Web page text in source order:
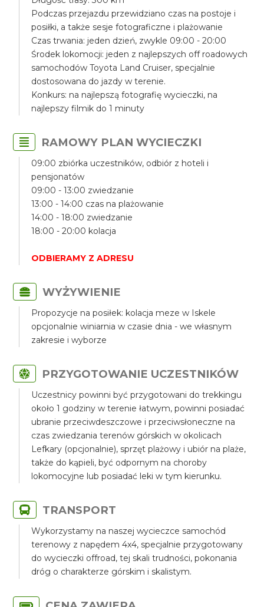
Podczas przejazdu przewidziano czas na postoje i
posiłki, a także sesje fotograficzne i plażowanie
Czas trwania: jeden dzień, zwykle 09:00 - 20:00
Środek lokomocji: jeden z najlepszych off roadowych
samochodów Toyota Land Cruiser, specjalnie
dostosowana do jazdy w terenie.
Konkurs: na najlepszą fotografię wycieczki, na
najlepszy filmik do 1 minuty
RAMOWY PLAN WYCIECZKI
09:00 zbiórka uczestników, odbiór z hoteli i
pensjonatów
09:00 - 13:00 zwiedzanie
13:00 - 14:00 czas na plażowanie
14:00 - 18:00 zwiedzanie
18:00 - 20:00 kolacja
ODBIERAMY Z ADRESU
WYŻYWIENIE
Propozycje na posiłek: kolacja meze w Iskele
opcjonalnie winiarnia w czasie dnia - we własnym
zakresie i wyborze
PRZYGOTOWANIE UCZESTNIKÓW
Uczestnicy powinni być przygotowani do trekkingu
około 1 godziny w terenie łatwym, powinni posiadać
ubranie przeciwdeszczowe i przeciwsłoneczne na
czas zwiedzania terenów górskich w okolicach
Lefkary (opcjonalnie), sprzęt plażowy i ubiór na plaże,
także do kąpieli, być odpornym na choroby
lokomocyjne lub posiadać leki w tym kierunku.
TRANSPORT
Wykorzystamy na naszej wycieczce samochód
terenowy z napędem 4x4, specjalnie przygotowany
do wycieczki offroad, tej skali trudności, pokonania
dróg o charakterze górskim i skalistym.